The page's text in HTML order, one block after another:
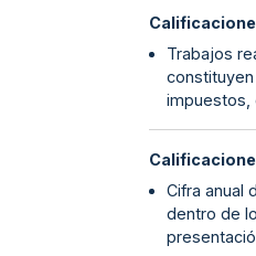
Trabajos
impuestos,
Cifra anual
dentro de